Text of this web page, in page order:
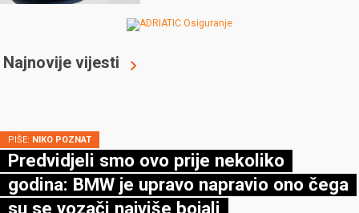
Najnovije vijesti
PIŠE: NIKO POZNAT
Predvidjeli smo ovo prije nekoliko
godina: BMW je upravo napravio ono čega
su se vozači najviše bojali